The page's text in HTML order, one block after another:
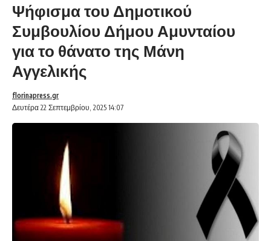
Ψήφισμα του Δημοτικού
Συμβουλίου Δήμου Αμυνταίου
για το θάνατο της Μάνη
Αγγελικής
Δευτέρα 22 Σεπτεμβρίου, 2025 14:07
florinapress.gr